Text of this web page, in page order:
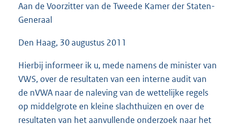
b
Aan de Voorzitter van de Tweede Kamer der Staten-
Generaal
Den Haag, 30 augustus 2011
Hierbij informeer ik u, mede namens de minister van
VWS, over de resultaten van een interne audit van
de nVWA naar de naleving van de wettelijke regels
op middelgrote en kleine slachthuizen en over de
resultaten van het aanvullende onderzoek naar het